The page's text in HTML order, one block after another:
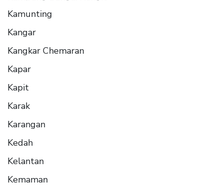
Kamunting
Kangar
Kangkar Chemaran
Kapar
Kapit
Karak
Karangan
Kedah
Kelantan
Kemaman